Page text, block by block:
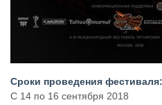
Сроки проведения фестиваля:
С 14 по 16 сентября 2018